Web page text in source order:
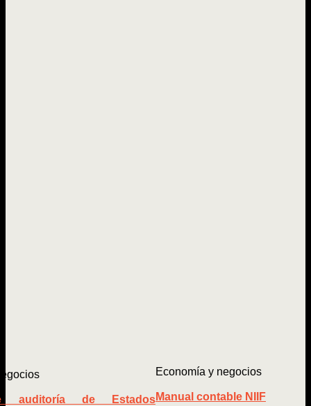
auditoría de Estados
Economía y negocios
Manual contable NIIF